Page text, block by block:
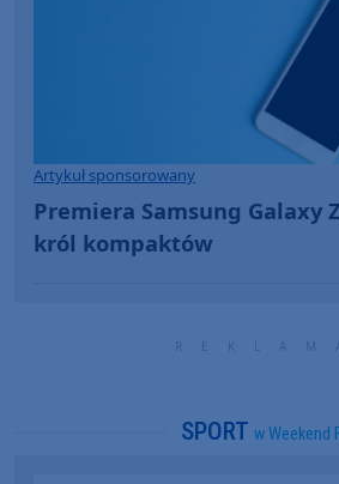
Artykuł sponsorowany
Premiera Samsung Galaxy
król kompaktów
SPORT w Weekend